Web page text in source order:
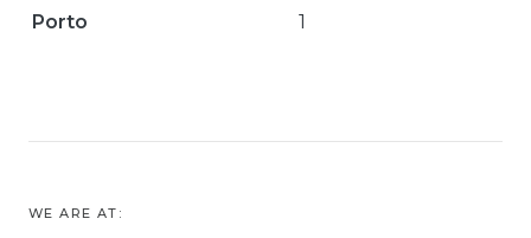
Porto 1
WE ARE AT: